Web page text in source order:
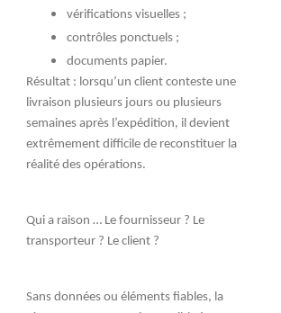
vérifications visuelles ;
contrôles ponctuels ;
documents papier.
Résultat : lorsqu’un client conteste une
livraison plusieurs jours ou plusieurs
semaines après l’expédition, il devient
extrêmement difficile de reconstituer la
réalité des opérations.
Qui a raison … Le fournisseur ? Le
transporteur ? Le client ?
Sans données ou éléments fiables, la